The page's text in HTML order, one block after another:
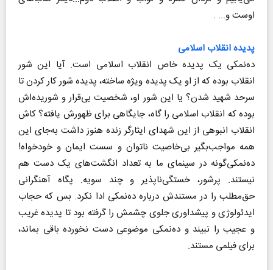
اوست و... .
پدیده انقلاب اسلامی
ده‌نمکی یک پدیده خاص انقلاب اسلامی است. آیا این شور
انقلاب بوده که از او یک پدیده‌ ویژه ساخته، پدیده شور کار کردن تا
سرحد شهید شدن؟ یا این شور او، شخصیت بی‌قرار و شوریده‌اش
بوده که انقلاب اسلامی را گاه، جایگاهی برای ظهورش یافته؟ کاش
انقلاب انبوهی از این شهدای ایثارگر زنده هنوز داشت به‌جای این
همه مواجب‌بگیر بی‌خاصیت ناتوان و سست ایمان و خودخواه!
ده‌نمکی‌گونه در سینمای ما به تعداد انگشت‌های یک دست هم
نیستند. پر‌شور، خستگی‌ناپذیر و چند سویه. پگاه آهنگرانی
حق‌مطلب را در مستندش درباره ده‌نمکی ادا نکرد. بس که حجاب
ایدئولوژی و پیشداوری جلوی چشمش را گرفته بود تا پدیده غریب
و عجیب را نبیند و ده‌نمکی موضوعی دست نخورده باقی بماند،
برای فیلمی مستند.‌